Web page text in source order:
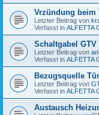
Vrzündung beim
Letzter Beitrag von
Verfasst in ALFETTA
Schaltgabel GTV
Letzter Beitrag von
Verfasst in ALFETTA
Bezugsquelle
Letzter Beitrag von
Verfasst in ALFETTA
Austausch